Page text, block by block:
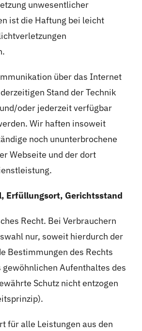
unwesentlicher
ist die Haftung bei leicht
über das Internet
Stand der Technik
oder jederzeit verfügbar
Wir haften insoweit
noch ununterbrochene
Webseite und der dort
Erfüllungsort, Gerichtsstand
Recht. Bei Verbrauchern
nur, soweit hierdurch der
Bestimmungen des Rechts
gewöhnlichen Aufenthaltes des
Schutz nicht entzogen
für alle Leistungen aus den